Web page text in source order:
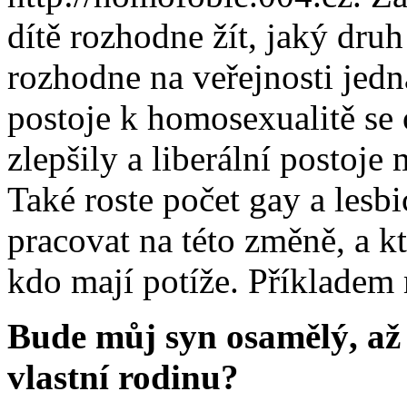
dítě rozhodne žít, jaký druh
rozhodne na veřejnosti
postoje k homosexualitě
zlepšily a liberální postoje
Také roste počet gay a
pracovat na této změně, a
kdo mají potíže. Příkladem
Bude můj syn osamělý,
vlastní rodinu?